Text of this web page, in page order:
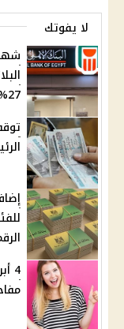
لا يفوتك
27% خلال أغسطس 2025
4